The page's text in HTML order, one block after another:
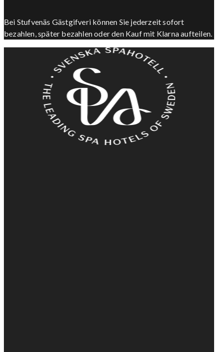
Bei Stufvenäs Gästgifveri können Sie jederzeit sofort
bezahlen, später bezahlen oder den Kauf mit Klarna aufteilen.